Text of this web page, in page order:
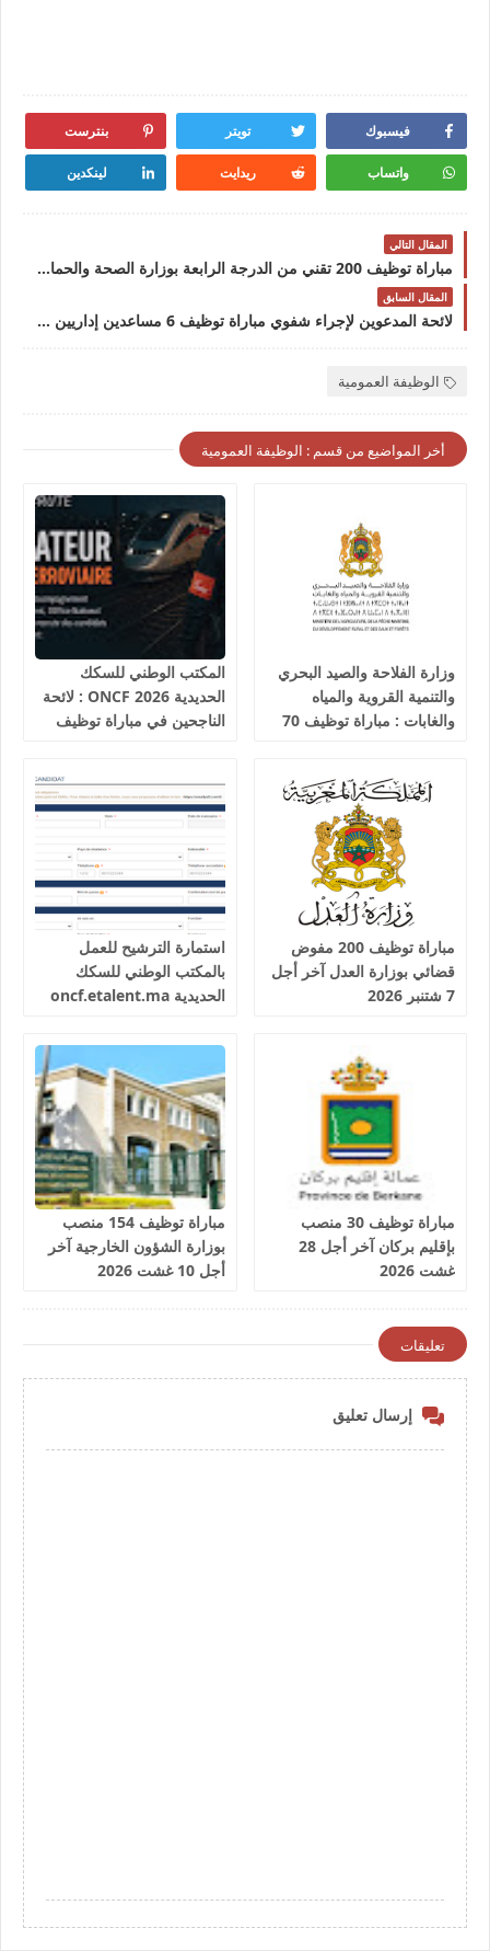
فيسبوك تويتر بنترست
واتساب ريدايت لينكدين
المقال التالي
مباراة توظيف 200 تقني من الدرجة الرابعة بوزارة الصحة والحماية الاجتماعية. آخر أجل هو 05 يونيو 2026
المقال السابق
لائحة المدعوين لإجراء شفوي مباراة توظيف 6 مساعدين إداريين من الدرجة الثانية بقطاع الثقافة 2026
الوظيفة العمومية
أخر المواضيع من قسم : الوظيفة العمومية
وزارة الفلاحة والصيد البحري
والتنمية القروية والمياه
والغابات : مباراة توظيف 70
المكتب الوطني للسكك
الحديدية 2026 ONCF : لائحة
الناجحين في مباراة توظيف
مباراة توظيف 200 مفوض
قضائي بوزارة العدل آخر أجل
7 شتنبر 2026
استمارة الترشيح للعمل
بالمكتب الوطني للسكك
الحديدية oncf.etalent.ma
مباراة توظيف 30 منصب
بإقليم بركان آخر أجل 28
غشت 2026
مباراة توظيف 154 منصب
بوزارة الشؤون الخارجية آخر
أجل 10 غشت 2026
تعليقات
إرسال تعليق